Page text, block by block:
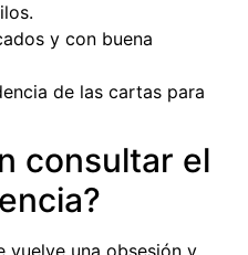
y con buena
de las cartas para
consultar el